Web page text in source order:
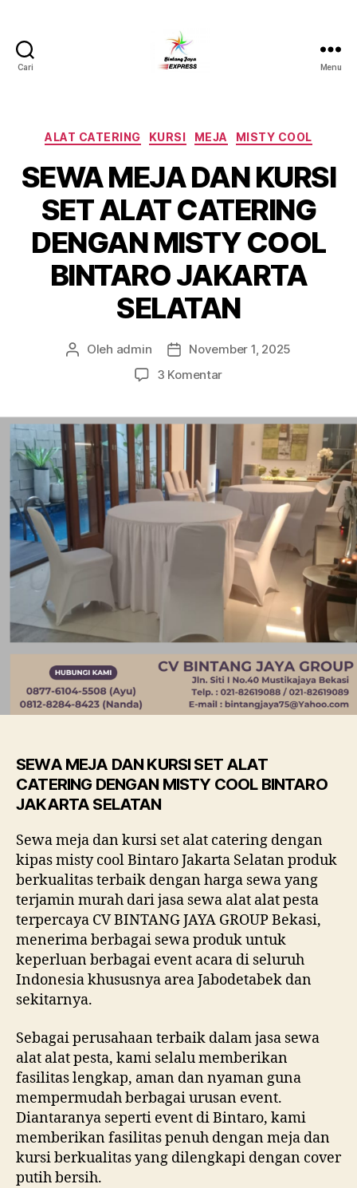
Cari
Pesta
Jabodetabek,Tlp.0878-
7350-
8787
Menu
Kategori
ALAT CATERING KURSI MEJA MISTY COOL
SEWA MEJA DAN KURSI
SET ALAT CATERING
DENGAN MISTY COOL
BINTARO JAKARTA
SELATAN
Penulis
Oleh admin
Tanggal
artikel
November 1, 2025
3 Komentarpada
DAN
KURSI
SET
ALAT
CATERING
DENGAN
MISTY
COOL
BINTARO
JAKARTA
SELATAN
SEWA MEJA DAN KURSI SET ALAT
CATERING DENGAN MISTY COOL BINTARO
JAKARTA SELATAN
Sewa meja dan kursi set alat catering dengan
kipas misty cool Bintaro Jakarta Selatan produk
berkualitas terbaik dengan harga sewa yang
terjamin murah dari jasa sewa alat alat pesta
terpercaya CV BINTANG JAYA GROUP Bekasi,
menerima berbagai sewa produk untuk
keperluan berbagai event acara di seluruh
Indonesia khususnya area Jabodetabek dan
sekitarnya.
Sebagai perusahaan terbaik dalam jasa sewa
alat alat pesta, kami selalu memberikan
fasilitas lengkap, aman dan nyaman guna
mempermudah berbagai urusan event.
Diantaranya seperti event di Bintaro, kami
memberikan fasilitas penuh dengan meja dan
kursi berkualitas yang dilengkapi dengan cover
putih bersih.